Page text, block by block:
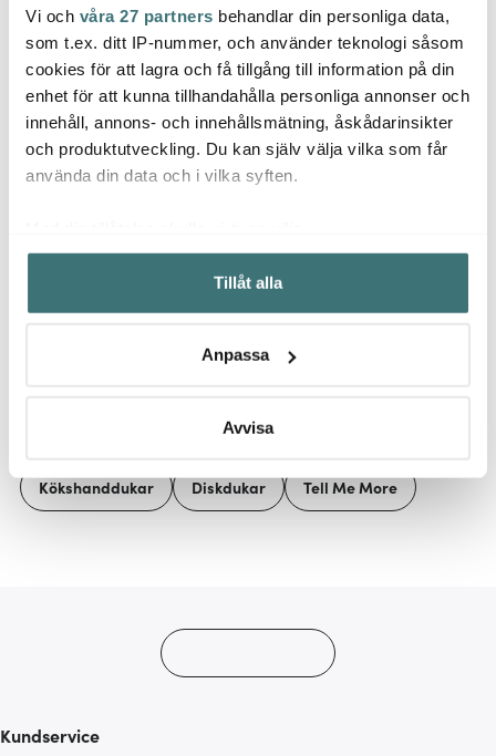
Vi och våra 27 partners behandlar din personliga data,
som t.ex. ditt IP-nummer, och använder teknologi såsom
cookies för att lagra och få tillgång till information på din
enhet för att kunna tillhandahålla personliga annonser och
innehåll, annons- och innehållsmätning, åskådarinsikter
och produktutveckling. Du kan själv välja vilka som får
använda din data och i vilka syften.
Samla in information om din geografiska plats som
kan ha en noggrannhet på upp till flera meter
Identifiera din enhet genom att aktivt skanna den för
Ta reda på mer om hur dina personliga uppgifter
Du kan ändra eller dra tillbaka ditt samtycke när som
Vi använder cookies för att innehållet och annonserna
Tillåt alla
Anpassa
Avvisa
Tell Me More
Astrid Kökshandduk
50x70 cm Mustard
279 kr
Få i lager
Edelweiss
LED blockljus 7,5x12,5
cm mörkgrå
189 kr
I lager
Garn
79 kr
Låt dig inspireras av våra kunder
Kökshanddukar Diskdukar Tell Me More
Kundservice